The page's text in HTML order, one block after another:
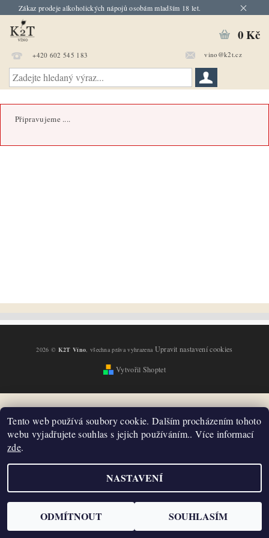
Zákaz prodeje alkoholických nápojů osobám mladším 18 let.
+420 602 545 183 vino@k2t.cz
0 Kč
Připravujeme ....
2026 © K2T Víno, všechna práva vyhrazena Upravit nastavení cookies
Vytvořil Shoptet
Tento web používá soubory cookie. Dalším procházením tohoto
webu vyjadřujete souhlas s jejich používáním.. Více informací
zde.
NASTAVENÍ
ODMÍTNOUT SOUHLASÍM